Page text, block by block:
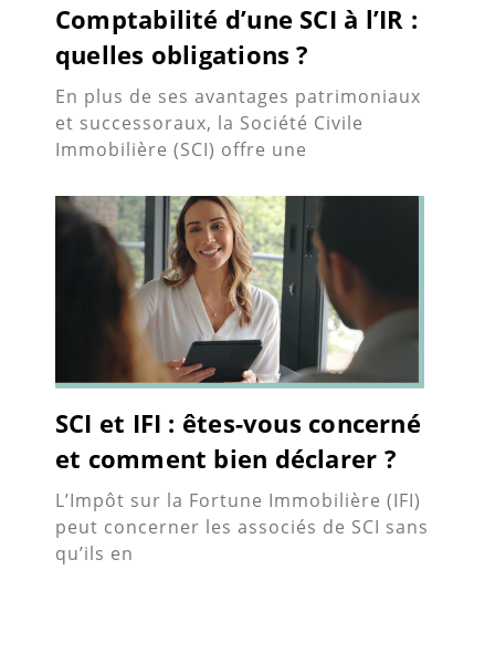
Comptabilité d’une SCI à l’IR :
quelles obligations ?
En plus de ses avantages patrimoniaux
et successoraux, la Société Civile
Immobilière (SCI) offre une
SCI et IFI : êtes-vous concerné
et comment bien déclarer ?
L’Impôt sur la Fortune Immobilière (IFI)
peut concerner les associés de SCI sans
qu’ils en